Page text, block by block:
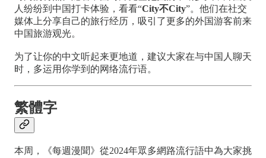
人纷纷到中国打卡体验，看看“City不City”。他们在社交
媒体上分享自己的旅行经历，吸引了更多的外国游客前来
中国旅游观光。
为了让你的中文听起来更地道，建议大家在与中国人聊天
时，多运用你学到的网络流行语。
繁體字
本周，《每週漫聞》從2024年眾多網路流行語中為大家挑